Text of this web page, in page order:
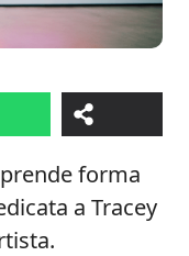
forma
a Tracey